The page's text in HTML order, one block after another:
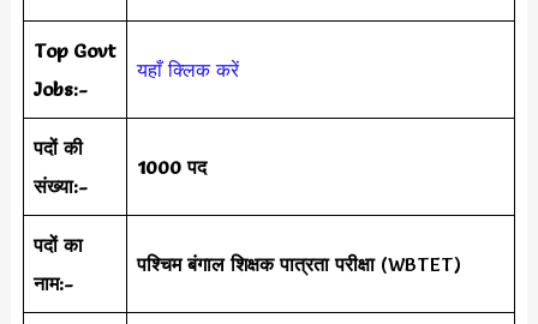
Top Govt
Jobs:-
यहाँ क्लिक करें
पदों की
संख्या:-
1000 पद
पदों का
नाम:-
पश्चिम बंगाल शिक्षक पात्रता परीक्षा(WBTET)